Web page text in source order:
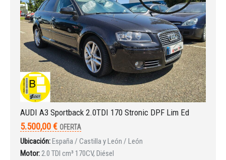
INICIAR SESIÓN
¿Ha olvidado la contraseña?
AUDI A3 Sportback 2.0TDI 170 Stronic DPF Lim Ed
5.500,00 € OFERTA
Ubicación:España / Castilla y León / León
Motor:2.0 TDI cm³ 170CV, Diésel